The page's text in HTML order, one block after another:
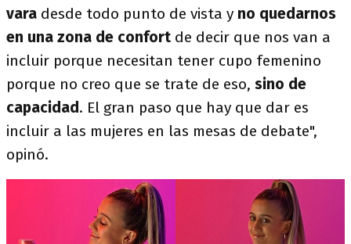
vara desde todo punto de vista y no quedarnos
en una zona de confort de decir que nos van a
incluir porque necesitan tener cupo femenino
porque no creo que se trate de eso, sino de
capacidad. El gran paso que hay que dar es
incluir a las mujeres en las mesas de debate",
opinó.